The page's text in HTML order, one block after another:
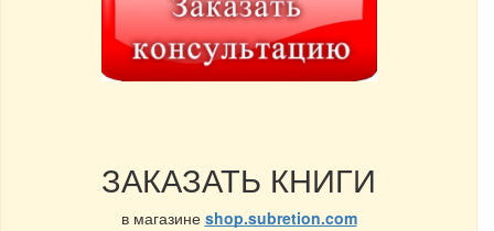
ЗАКАЗАТЬ КНИГИ
в магазине shop.subretion.com